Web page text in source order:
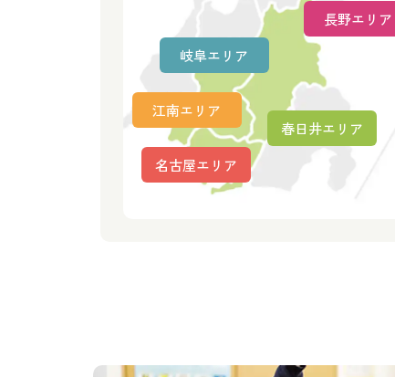
名古屋エリア
江南エリア
春日井エリア
岐阜エリア
長野エリア